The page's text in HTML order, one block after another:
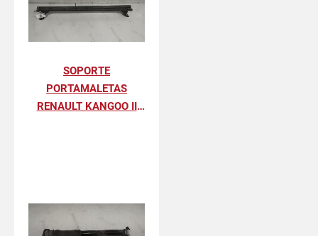
SOPORTE
PORTAMALETAS
RENAULT KANGOO II